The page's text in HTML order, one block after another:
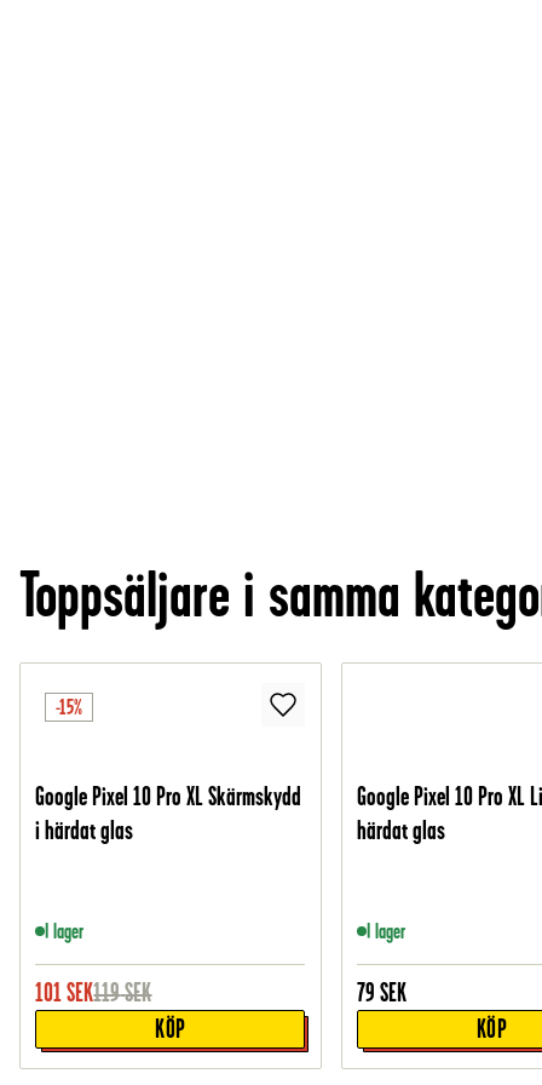
Toppsäljare i samma
-15%
Google Pixel 10 Pro XL Skärmskydd
i härdat glas
I lager
101SEK119SEK
KÖP
Google Pixel 10 Pro XL
härdat glas
I lager
79 SEK
KÖP